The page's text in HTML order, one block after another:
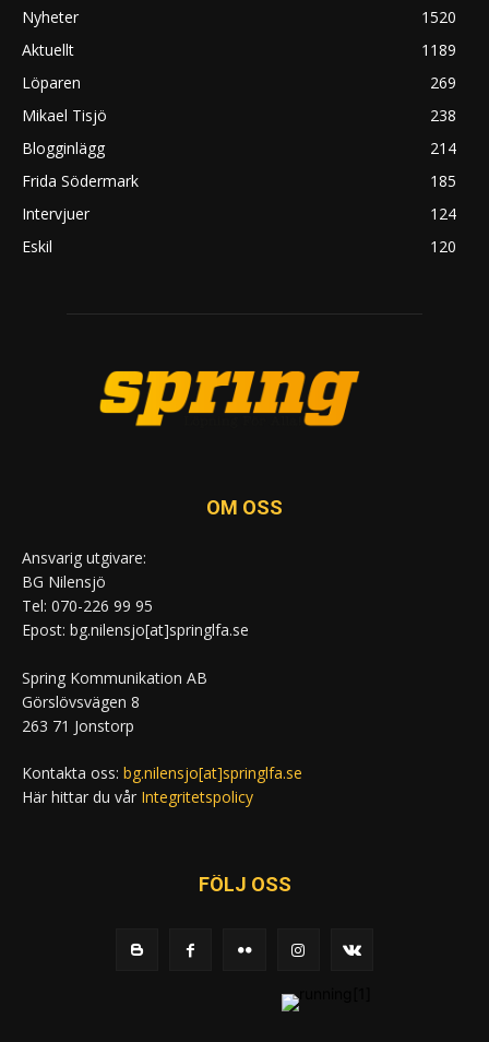
Nyheter
1520
Aktuellt
1189
Löparen
269
Mikael Tisjö
238
Blogginlägg
214
Frida Södermark
185
Intervjuer
124
Eskil
120
OM OSS
Ansvarig utgivare:
BG Nilensjö
Tel: 070-226 99 95
Epost: bg.nilensjo[at]springlfa.se
Spring Kommunikation AB
Görslövsvägen 8
263 71 Jonstorp
Kontakta oss: bg.nilensjo[at]springlfa.se
Här hittar du vår Integritetspolicy
FÖLJ OSS